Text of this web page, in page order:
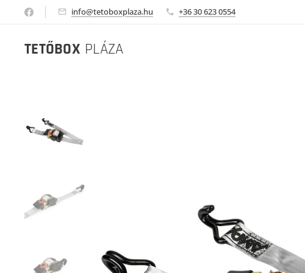
info@tetoboxplaza.hu +36 30 623 0554
TETŐBOX PLÁZA